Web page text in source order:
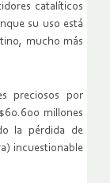
catalíticos
su uso está
mucho más
preciosos por
millones
la pérdida de
incuestionable